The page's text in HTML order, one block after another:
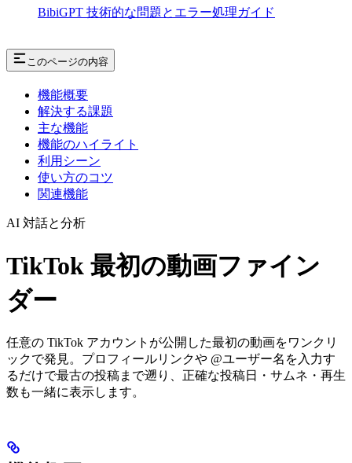
BibiGPT 技術的な問題とエラー処理ガイド
このページの内容
機能概要
解決する課題
主な機能
機能のハイライト
利用シーン
使い方のコツ
関連機能
AI 対話と分析
TikTok 最初の動画ファイン
ダー
任意の TikTok アカウントが公開した最初の動画をワンクリ
ックで発見。プロフィールリンクや @ユーザー名を入力す
るだけで最古の投稿まで遡り、正確な投稿日・サムネ・再生
数も一緒に表示します。